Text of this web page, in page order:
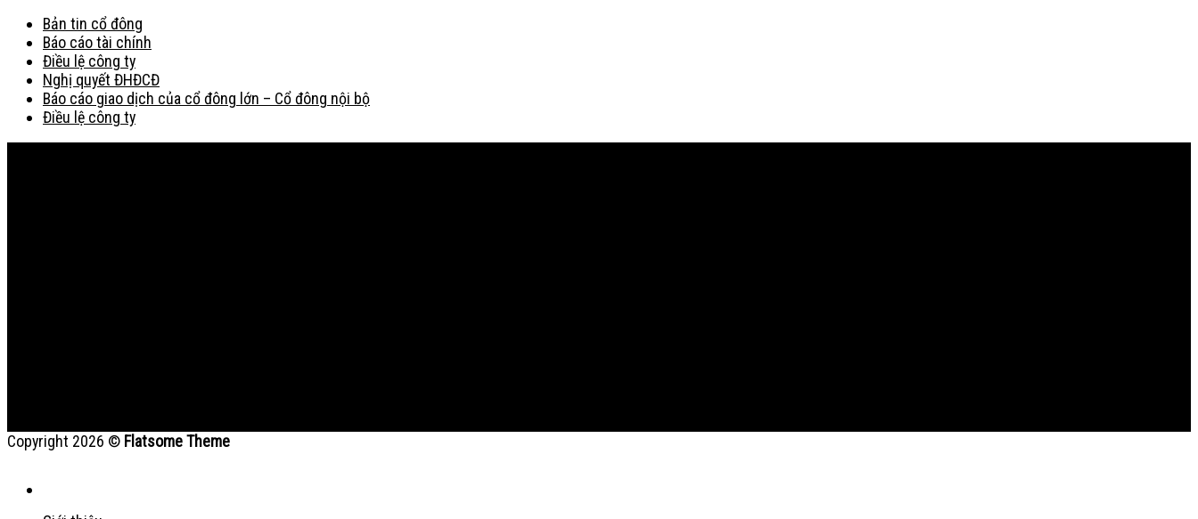
Bản tin cổ đông
Báo cáo tài chính
Điều lệ công ty
Nghị quyết ĐHĐCĐ
Báo cáo giao dịch của cổ đông lớn – Cổ đông nội bộ
Điều lệ công ty
Copyright 2026 © Flatsome Theme